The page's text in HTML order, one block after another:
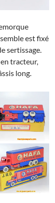
est fixé
sertissage.
tracteur,
long.